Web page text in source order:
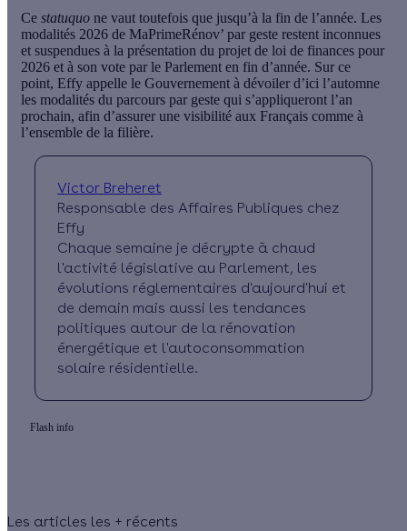
Ce statuquo ne vaut toutefois que jusqu’à la fin de l’année. Les
modalités 2026 de MaPrimeRénov’ par geste restent inconnues
et suspendues à la présentation du projet de loi de finances pour
2026 et à son vote par le Parlement en fin d’année. Sur ce
point, Effy appelle le Gouvernement à dévoiler d’ici l’automne
les modalités du parcours par geste qui s’appliqueront l’an
prochain, afin d’assurer une visibilité aux Français comme à
l’ensemble de la filière.
Victor Breheret
Responsable des Affaires Publiques chez
Effy
Chaque semaine je décrypte à chaud
l'activité législative au Parlement, les
évolutions réglementaires d'aujourd'hui et
de demain mais aussi les tendances
politiques autour de la rénovation
énergétique et l'autoconsommation
solaire résidentielle.
Flash info
Les articles les + récents